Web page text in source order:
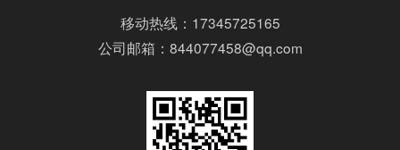
移动热线：17345725165
公司邮箱：844077458@qq.com